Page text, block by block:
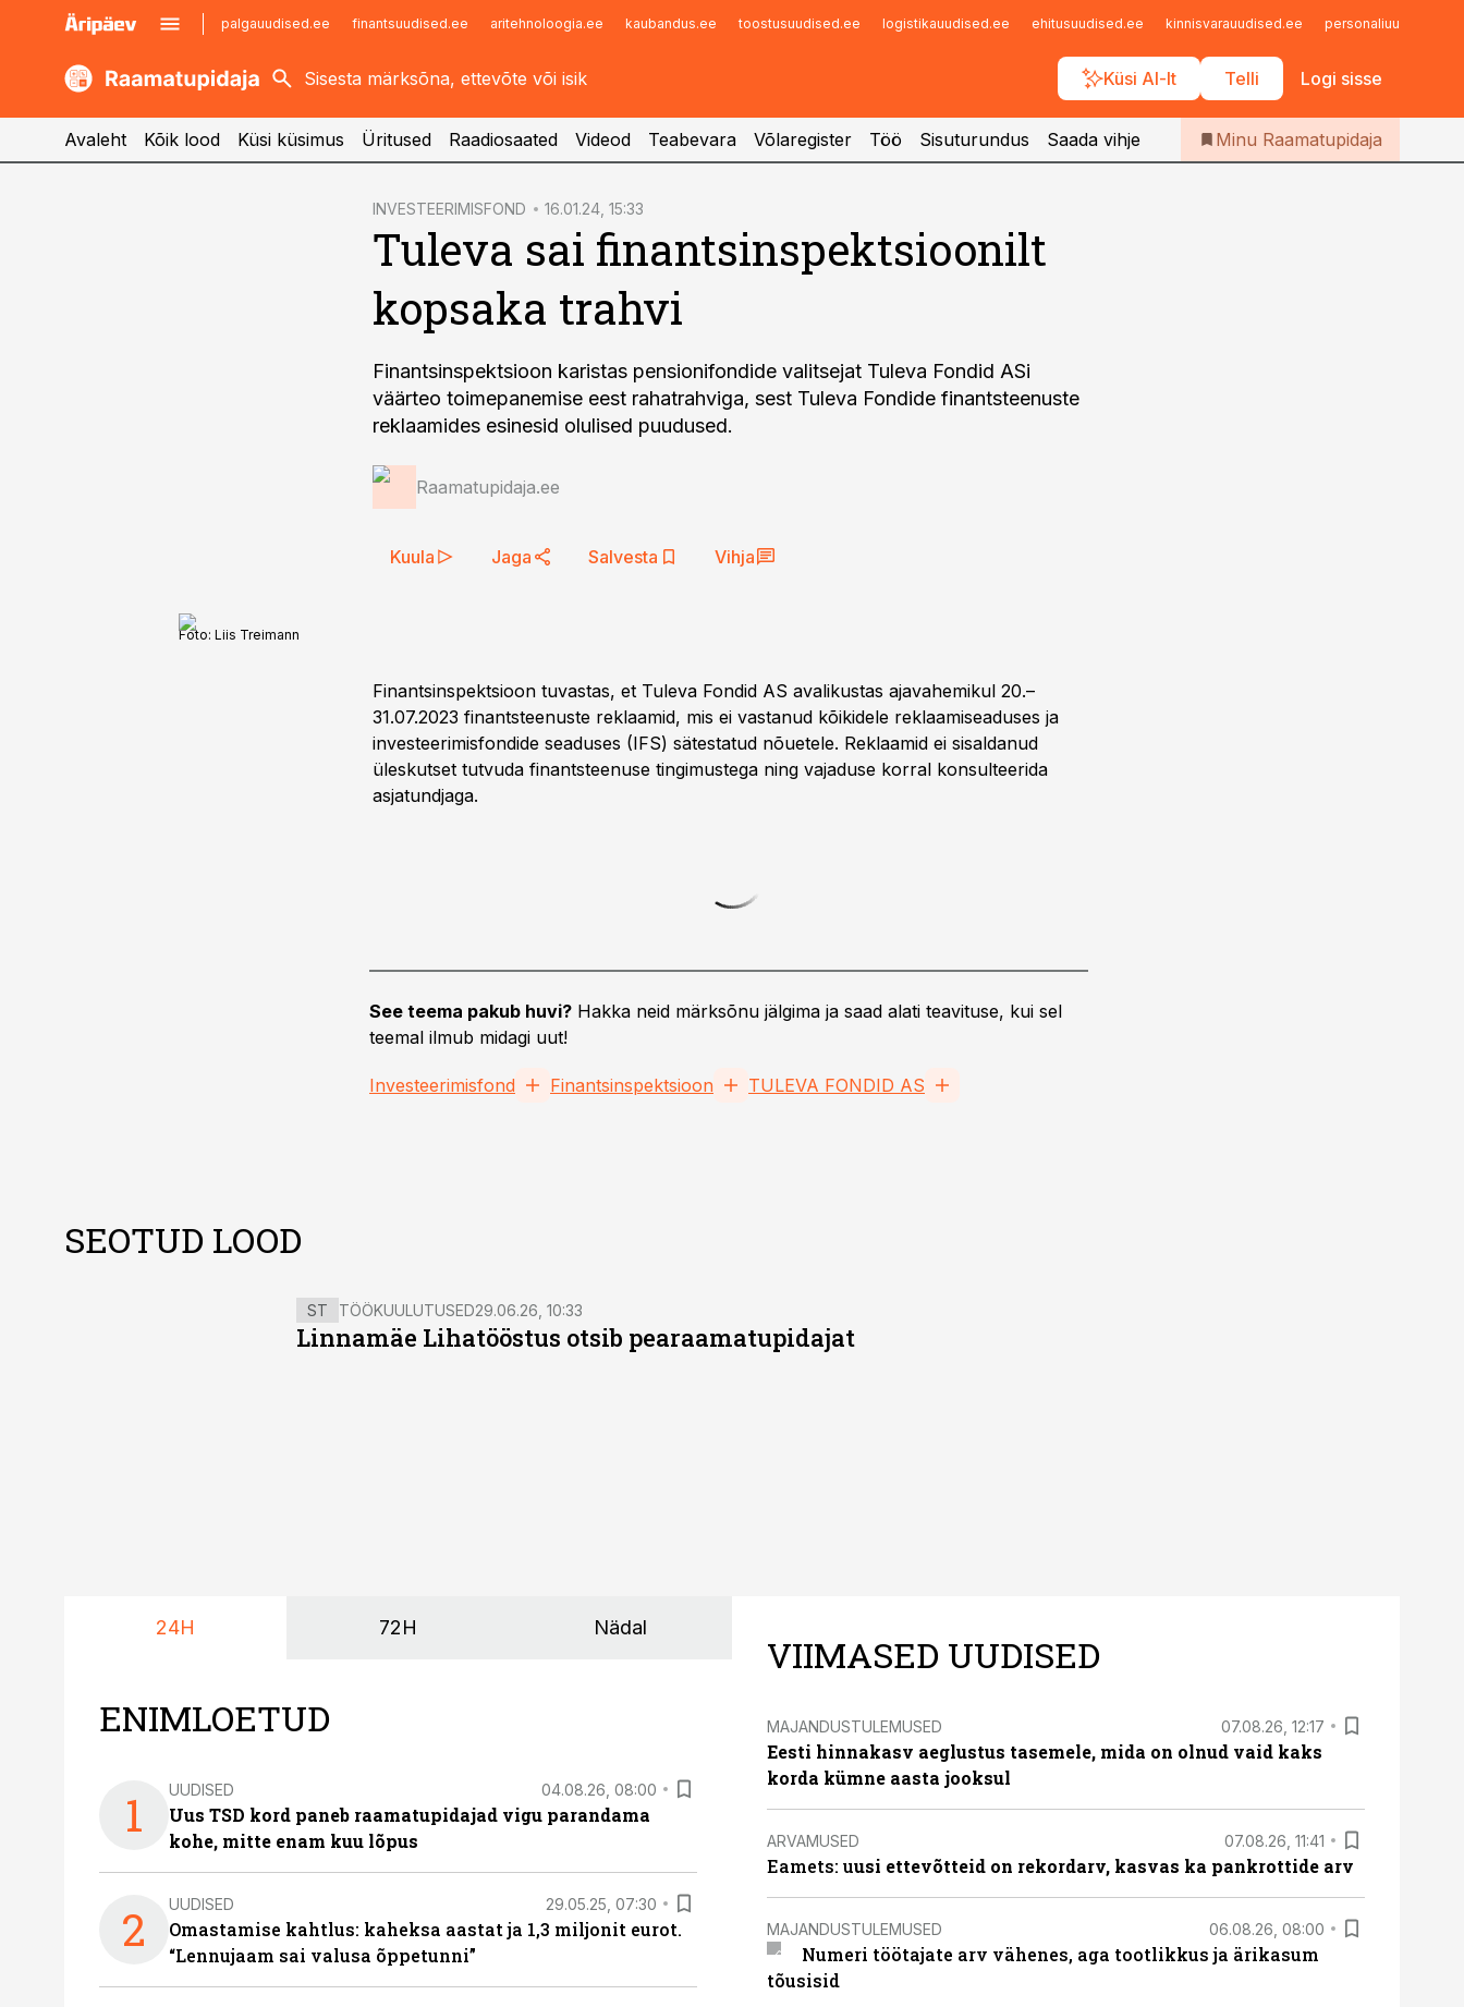
palgauudised.ee finantsuudised.ee aritehnoloogia.ee kaubandus.ee toostusuudised.ee logistikauudised.ee ehitusuudised.ee kinnisvarauudised.ee personaliuudised.ee
Küsi AI-lt Telli Logi sisse
kaubandus.ee
kinnisvarauudised.ee
imelineajalugu.ee
Infopank
Iseteenindus
Telli Raamatupidaja
Avaleht Kõik lood Küsi küsimus Üritused Raadiosaated Videod Teabevara Võlaregister Töö Sisuturundus Saada vihje Minu Raamatupidaja
INVESTEERIMISFOND 16.01.24, 15:33
Tuleva sai finantsinspektsioonilt
kopsaka trahvi
Finantsinspektsioon karistas pensionifondide valitsejat Tuleva Fondid ASi
väärteo toimepanemise eest rahatrahviga, sest Tuleva Fondide finantsteenuste
reklaamides esinesid olulised puudused.
Raamatupidaja.ee
Kuula Jaga Salvesta Vihja
Foto: Liis Treimann
Finantsinspektsioon tuvastas, et Tuleva Fondid AS avalikustas ajavahemikul 20.–
31.07.2023 finantsteenuste reklaamid, mis ei vastanud kõikidele reklaamiseaduses ja
investeerimisfondide seaduses (IFS) sätestatud nõuetele. Reklaamid ei sisaldanud
üleskutset tutvuda finantsteenuse tingimustega ning vajaduse korral konsulteerida
asjatundjaga.
See teema pakub huvi? Hakka neid märksõnu jälgima ja saad alati teavituse, kui sel
teemal ilmub midagi uut!
Investeerimisfond Finantsinspektsioon TULEVA FONDID AS
SEOTUD LOOD
ST TÖÖKUULUTUSED29.06.26, 10:33
Linnamäe Lihatööstus otsib pearaamatupidajat
24H 72H Nädal
ENIMLOETUD
1 UUDISED 04.08.26, 08:00
Uus TSD kord paneb raamatupidajad vigu parandama
kohe, mitte enam kuu lõpus
2 UUDISED 29.05.25, 07:30
Omastamise kahtlus: kaheksa aastat ja 1,3 miljonit eurot.
“Lennujaam sai valusa õppetunni”
VIIMASED UUDISED
MAJANDUSTULEMUSED 07.08.26, 12:17
Eesti hinnakasv aeglustus tasemele, mida on olnud vaid kaks
korda kümne aasta jooksul
ARVAMUSED 07.08.26, 11:41
Eamets: uusi ettevõtteid on rekordarv, kasvas ka pankrottide arv
MAJANDUSTULEMUSED 06.08.26, 08:00
Numeri töötajate arv vähenes, aga tootlikkus ja ärikasum
tõusisid